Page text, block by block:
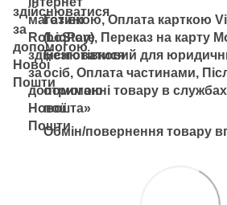
Готівкою, Оплата карткою
(LiqPay), Переказ на карту
Безготівковий для
осіб, Оплата частинами,
отриманні товару в
пошта»
Обмін/повернення товару